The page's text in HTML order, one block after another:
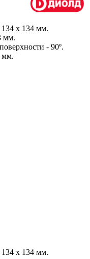
х 134 мм.
мм.
- 90º.
мм.
х 134 мм.